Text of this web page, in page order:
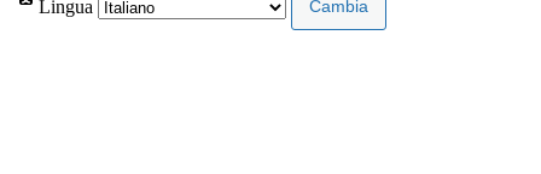
Lingua